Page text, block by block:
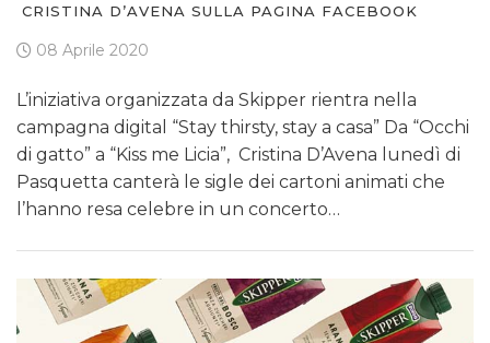
CRISTINA D’AVENA SULLA PAGINA FACEBOOK
08 Aprile 2020
L’iniziativa organizzata da Skipper rientra nella
campagna digital “Stay thirsty, stay a casa” Da “Occhi
di gatto” a “Kiss me Licia”, Cristina D’Avena lunedì di
Pasquetta canterà le sigle dei cartoni animati che
l’hanno resa celebre in un concerto…